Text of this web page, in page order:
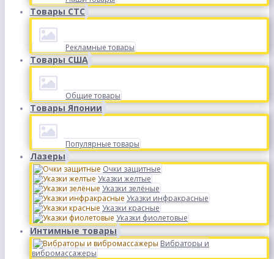
Товары СТС
Рекламные товары
Товары США
Общие товары
Товары Японии
Популярные товары
Лазеры
Очки защитные
Указки желтые
Указки зелёные
Указки инфракрасные
Указки красные
Указки фиолетовые
Интимные товары
Вибраторы и
вибромассажеры